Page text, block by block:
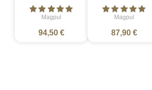
Magpul
94,50 €
Magpul
87,90 €